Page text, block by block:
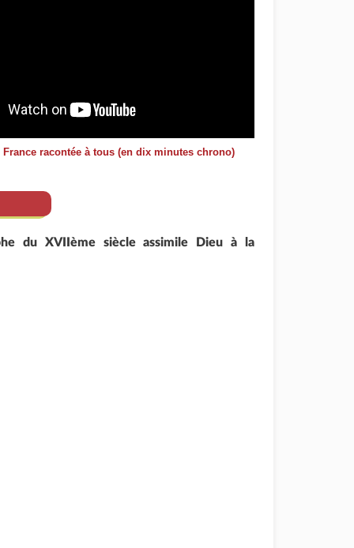
racontée à tous (en dix minutes chrono)
du XVIIème siècle assimile Dieu à la